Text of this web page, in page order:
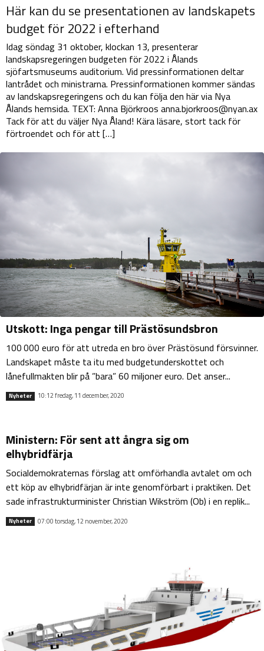
Här kan du se presentationen av landskapets
budget för 2022 i efterhand
Idag söndag 31 oktober, klockan 13, presenterar
landskapsregeringen budgeten för 2022 i Ålands
sjöfartsmuseums auditorium. Vid pressinformationen deltar
lantrådet och ministrarna. Pressinformationen kommer sändas
av landskapsregeringens och du kan följa den här via Nya
Ålands hemsida. TEXT: Anna Björkroos anna.bjorkroos@nyan.ax
Tack för att du väljer Nya Åland! Kära läsare, stort tack för
förtroendet och för att […]
Utskott: Inga pengar till Prästösundsbron
100 000 euro för att utreda en bro över Prästösund försvinner.
Landskapet måste ta itu med budgetunderskottet och
lånefullmakten blir på ”bara” 60 miljoner euro. Det anser...
Nyheter 10:12 fredag, 11 december, 2020
Ministern: För sent att ångra sig om
elhybridfärja
Socialdemokraternas förslag att omförhandla avtalet om och
ett köp av elhybridfärjan är inte genomförbart i praktiken. Det
sade infrastrukturminister Christian Wikström (Ob) i en replik...
Nyheter 07:00 torsdag, 12 november, 2020